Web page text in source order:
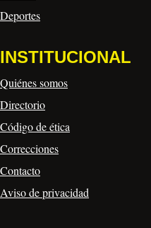
Deportes
INSTITUCIONAL
Quiénes somos
Directorio
Código de ética
Correcciones
Contacto
Aviso de privacidad